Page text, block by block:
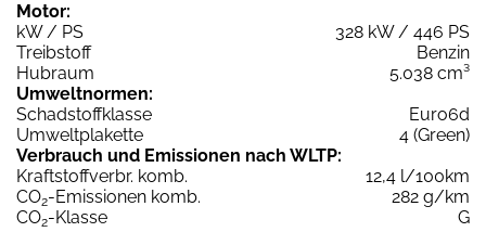
Motor:
kW / PS
328 kW / 446 PS
Treibstoff
Benzin
Hubraum
5.038 cm³
Umweltnormen:
Schadstoffklasse
Euro6d
Umweltplakette
4 (Green)
Verbrauch und Emissionen nach WLTP:
Kraftstoffverbr. komb.
12,4 l/100km
CO2-Emissionen komb.
282 g/km
CO2-Klasse
G